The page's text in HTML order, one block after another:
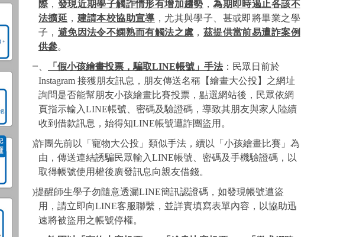
際 ， 發現近期學子觸詐情形有增加趨勢 ，為期即時遏止各該不
法擴延 ， 建請本校協助宣導 ，尤其與學子、甚或即將畢業之學
子， 避免因法令不嫻熟而有觸法之虞 ， 茲提供當前易遭詐案例
供參。
一、
「假小孩繪畫投票，騙取LINE帳號」手法：民眾日前於
Instagram 接獲朋友訊息，朋友傳送名稱【繪畫大公投】之網址
詢問是否能幫朋友小孩繪畫比賽投票，點選網站後，民眾依網
頁指示輸入LINE帳號、密碼及驗證碼，導致其朋友與家人陸續
收到借款訊息，始得知LINE帳號遭詐團盜用。
(
一)詐團先前以「寵物大公投」類似手法，續以「小孩繪畫比賽」為
由，傳送連結誘騙民眾輸入LINE帳號、密碼及手機驗證碼，以
取得帳號使用權後廣發訊息向親友借錢。
(
二)提醒師生學子勿隨意透漏LINE簡訊認證碼，如發現帳號遭盜
用，請立即向LINE客服聯繫，並詳實填寫表單內容，以協助迅
速將被盜用之帳號停權。